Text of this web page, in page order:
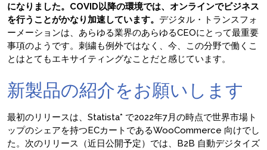
になりました。COVID以降の環境では、オンラインでビジネス
を行うことがかなり加速しています。 デジタル・トランスフォ
ーメーションは、あらゆる業界のあらゆるCEOにとって最重要
事項のようです。刺繍も例外ではなく、今、この分野で働くこ
とはとてもエキサイティングなことだと感じています。
新製品の紹介をお願いします
最初のリリースは、Statista* で2022年7月の時点で世界市場ト
ップのシェアを持つECカートであるWooCommerce 向けでし
た。次のリリース（近日公開予定）では、B2B 自動デジタイズ